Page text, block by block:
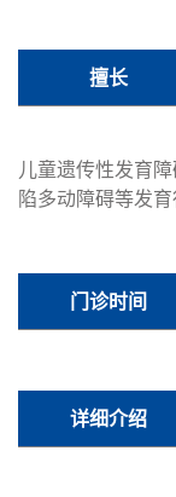
擅长
儿童遗传性发育
陷多动障碍等发
门诊时间
详细介绍